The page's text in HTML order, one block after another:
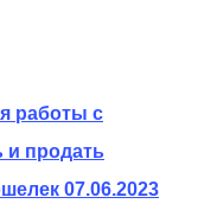
работы с
и продать
07.06.2023